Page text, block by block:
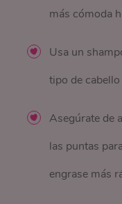
más cómoda
Usa un
tipo de cabello
Asegúrate de
las puntas
engrase más